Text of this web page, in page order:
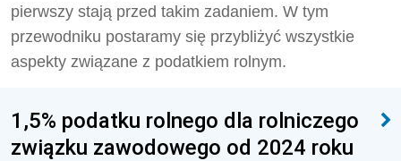
pierwszy stają przed takim zadaniem. W tym
przewodniku postaramy się przybliżyć wszystkie
aspekty związane z podatkiem rolnym.
1,5% podatku rolnego dla rolniczego
związku zawodowego od 2024 roku